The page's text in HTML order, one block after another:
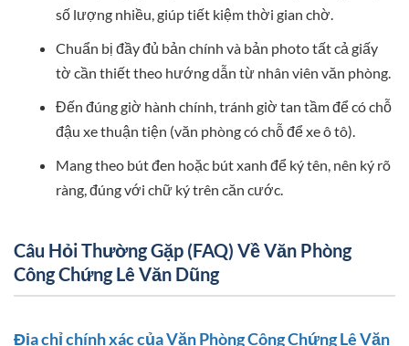
số lượng nhiều, giúp tiết kiệm thời gian chờ.
Chuẩn bị đầy đủ bản chính và bản photo tất cả giấy
tờ cần thiết theo hướng dẫn từ nhân viên văn phòng.
Đến đúng giờ hành chính, tránh giờ tan tầm để có chỗ
đậu xe thuận tiện (văn phòng có chỗ để xe ô tô).
Mang theo bút đen hoặc bút xanh để ký tên, nên ký rõ
ràng, đúng với chữ ký trên căn cước.
Câu Hỏi Thường Gặp (FAQ) Về Văn Phòng
Công Chứng Lê Văn Dũng
Địa chỉ chính xác của Văn Phòng Công Chứng Lê Văn